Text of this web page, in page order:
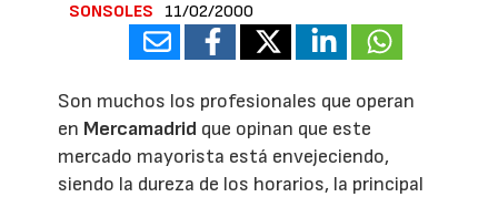
SONSOLES
11/02/2000
Son muchos los profesionales que operan
en Mercamadrid que opinan que este
mercado mayorista está envejeciendo,
siendo la dureza de los horarios, la principal